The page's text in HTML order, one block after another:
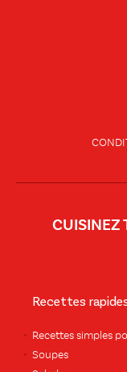
CUISINEZ
Recettes
Recettes simples
Soupes